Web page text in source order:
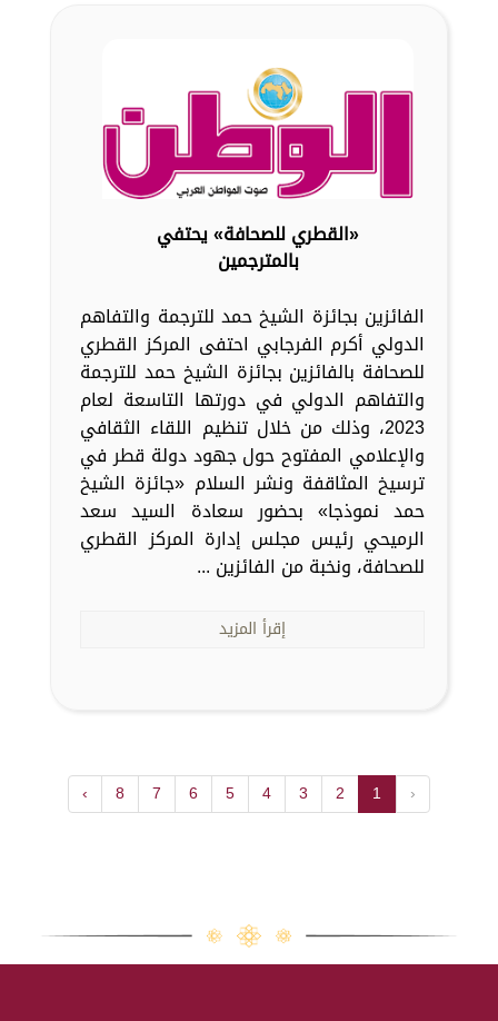
«القطري للصحافة» يحتفي
بالمترجمين
الفائزين بجائزة الشيخ حمد للترجمة والتفاهم
الدولي أكرم الفرجابي احتفى المركز القطري
للصحافة بالفائزين بجائزة الشيخ حمد للترجمة
والتفاهم الدولي في دورتها التاسعة لعام
2023، وذلك من خلال تنظيم اللقاء الثقافي
والإعلامي المفتوح حول جهود دولة قطر في
ترسيخ المثاقفة ونشر السلام «جائزة الشيخ
حمد نموذجا» بحضور سعادة السيد سعد
الرميحي رئيس مجلس إدارة المركز القطري
للصحافة، ونخبة من الفائزين ...
إقرأ المزيد
‹
1
2
3
4
5
6
7
8
›